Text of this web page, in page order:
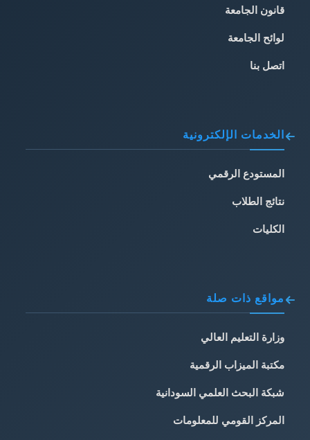
قانون الجامعة
لوائح الجامعة
اتصل بنا
الخدمات الإلكترونية
المستودع الرقمي
نتائج الطلاب
الكليات
مواقع ذات صلة
وزارة التعليم العالي
مكتبة الميزاب الرقمية
شبكة البحث العلمي السودانية
المركز القومي للمعلومات